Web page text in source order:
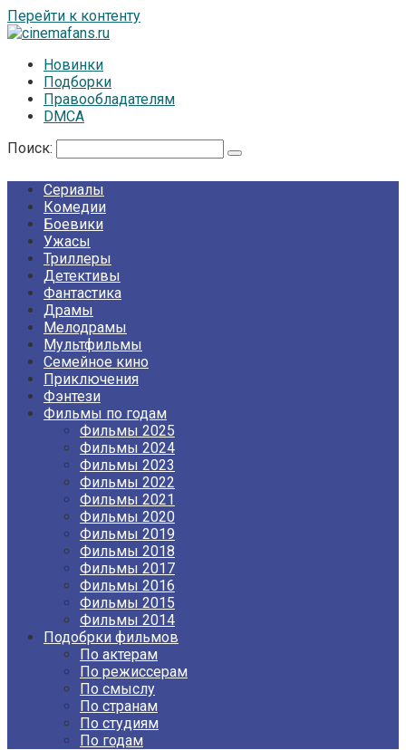
Перейти к контенту
Новинки
Подборки
Правообладателям
DMCA
Поиск:
Сериалы
Комедии
Боевики
Ужасы
Триллеры
Детективы
Фантастика
Драмы
Мелодрамы
Мультфильмы
Семейное кино
Приключения
Фэнтези
Фильмы по годам
Фильмы 2025
Фильмы 2024
Фильмы 2023
Фильмы 2022
Фильмы 2021
Фильмы 2020
Фильмы 2019
Фильмы 2018
Фильмы 2017
Фильмы 2016
Фильмы 2015
Фильмы 2014
Подобрки фильмов
По актерам
По режиссерам
По смыслу
По странам
По студиям
По годам